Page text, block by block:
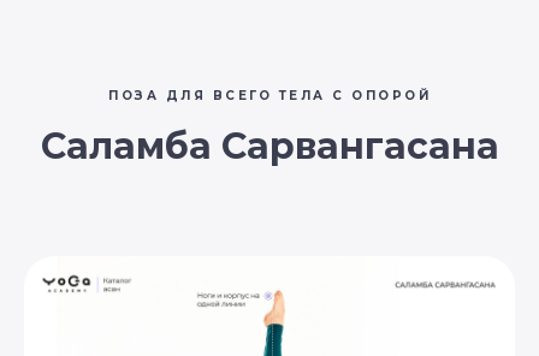
ПОЗА ДЛЯ ВСЕГО ТЕЛА С ОПОРОЙ
Саламба Сарвангасана